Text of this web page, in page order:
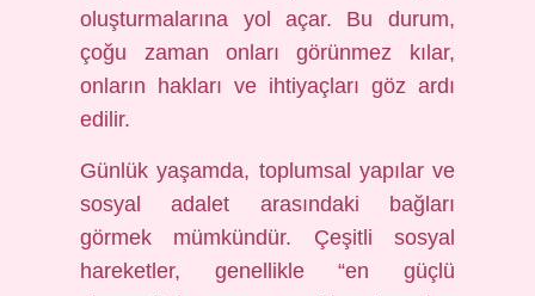
oluşturmalarına yol açar. Bu durum,
çoğu zaman onları görünmez kılar,
onların hakları ve ihtiyaçları göz ardı
edilir.
Günlük yaşamda, toplumsal yapılar ve
sosyal adalet arasındaki bağları
görmek mümkündür. Çeşitli sosyal
hareketler, genellikle “en güçlü